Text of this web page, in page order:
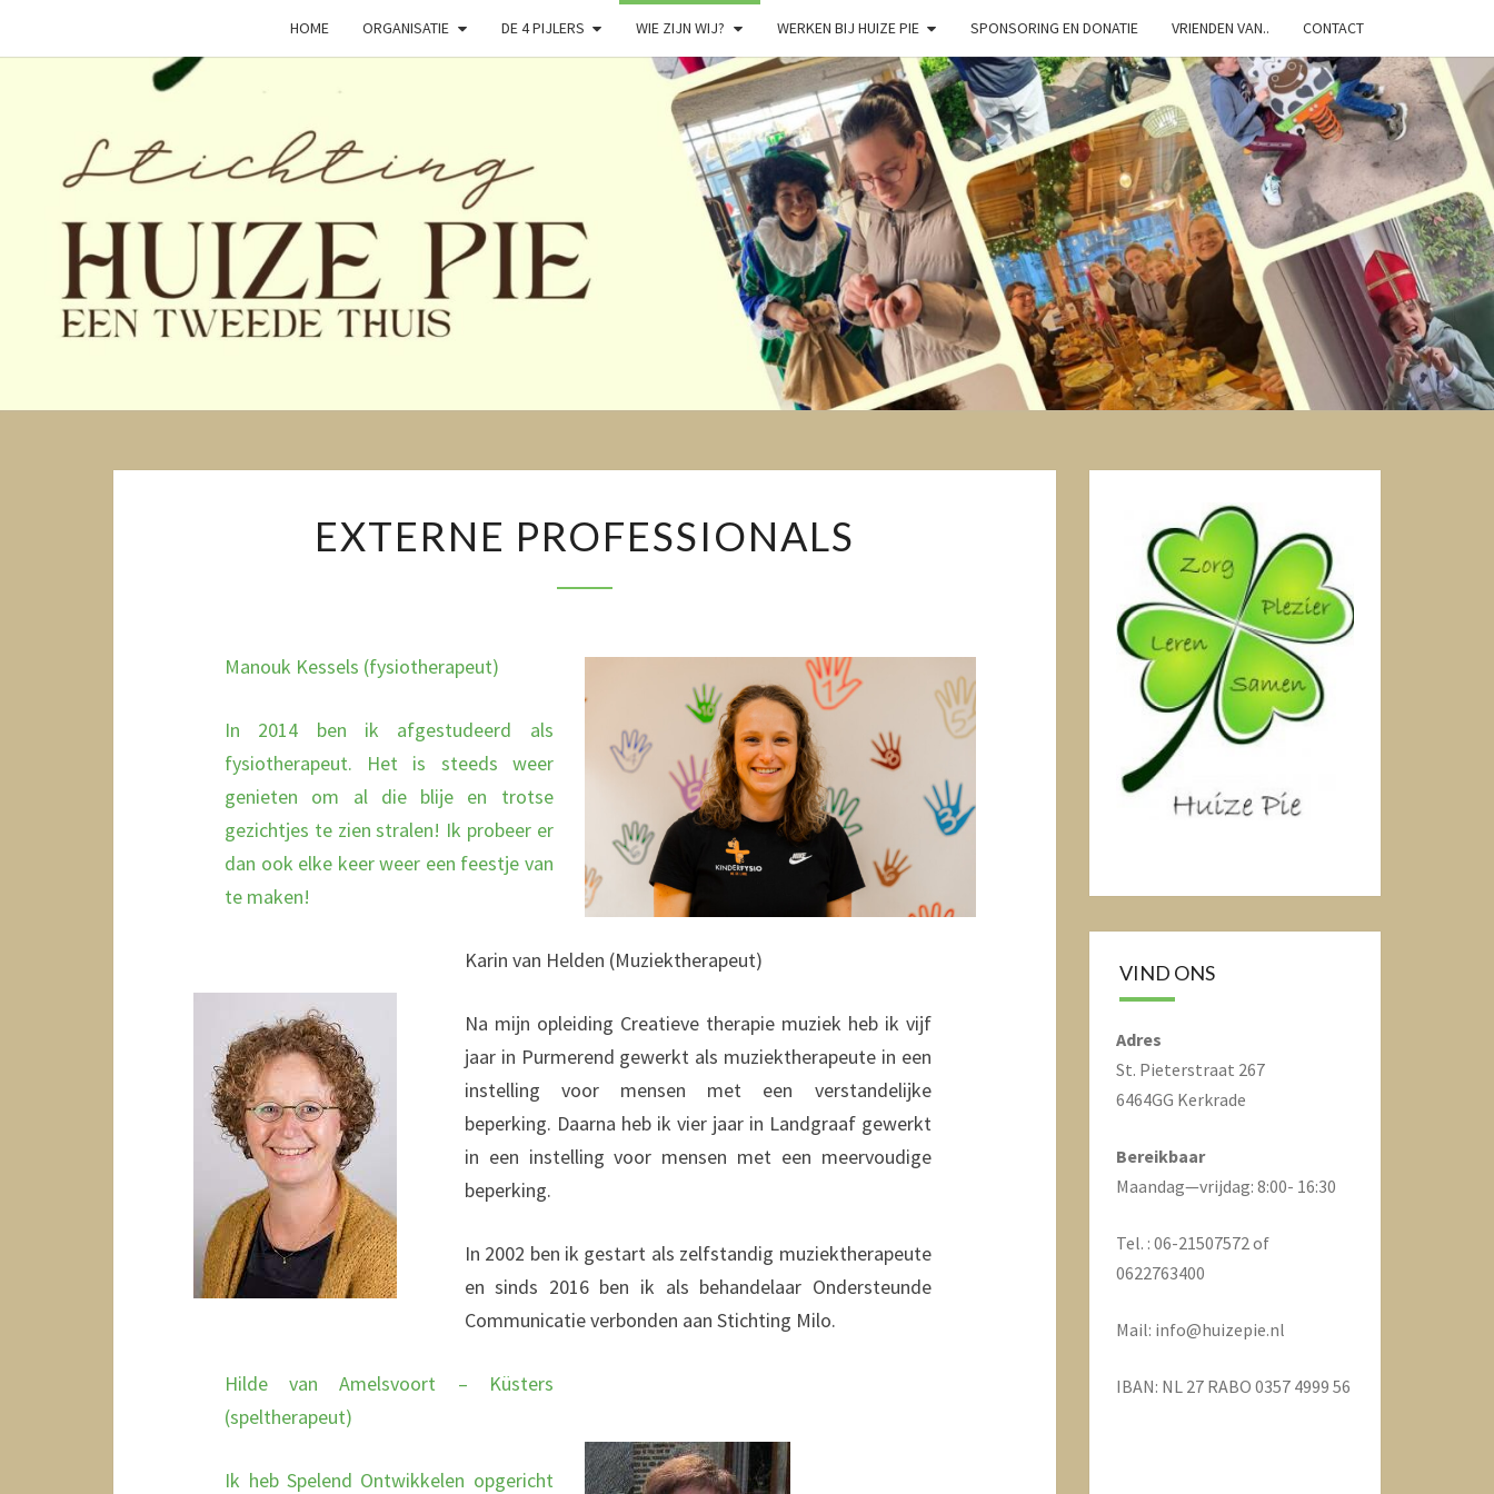
HOME ORGANISATIE DE 4 PIJLERS WIE ZIJN WIJ? WERKEN BIJ HUIZE PIE SPONSORING EN DONATIE VRIENDEN VAN.. CONTACT
PROFESSIONALS
EXTERNE PROFESSIONALS
Manouk Kessels (fysiotherapeut)
In 2014 ben ik afgestudeerd als
fysiotherapeut. Het is steeds weer
genieten om al die blije en trotse
gezichtjes te zien stralen! Ik probeer er
dan ook elke keer weer een feestje van
te maken!
Karin van Helden (Muziektherapeut)
Na mijn opleiding Creatieve therapie muziek heb ik vijf
jaar in Purmerend gewerkt als muziektherapeute in een
instelling voor mensen met een verstandelijke
beperking. Daarna heb ik vier jaar in Landgraaf gewerkt
in een instelling voor mensen met een meervoudige
beperking.
In 2002 ben ik gestart als zelfstandig muziektherapeute
en sinds 2016 ben ik als behandelaar Ondersteunde
Communicatie verbonden aan Stichting Milo.
Hilde van Amelsvoort – Küsters
(speltherapeut)
Ik heb Spelend Ontwikkelen opgericht
VIND ONS
Adres
St. Pieterstraat 267
6464GG Kerkrade
Bereikbaar
Maandag—vrijdag: 8:00- 16:30
Tel. : 06-21507572 of
0622763400
Mail: info@huizepie.nl
IBAN: NL 27 RABO 0357 4999 56